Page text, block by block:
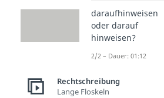
daraufhinweisen
oder darauf
hinweisen?
2/2 – Dauer: 01:12
Rechtschreibung
Lange Floskeln